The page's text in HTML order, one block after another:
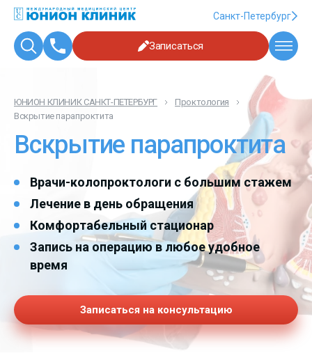
Санкт-Петербург
Записаться
ЮНИОН КЛИНИК САНКТ-ПЕТЕРБУРГ
Проктология
Вскрытие парапроктита
Вскрытие парапроктита
Врачи-колопроктологи с большим стажем
Лечение в день обращения
Комфортабельный стационар
Запись на операцию в любое удобное
время
Записаться на консультацию